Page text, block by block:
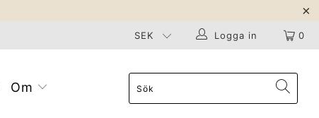
0
Logga in
Om